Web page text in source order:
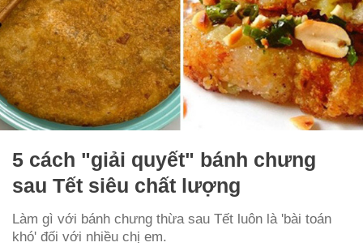
5 cách "giải quyết" bánh chưng
sau Tết siêu chất lượng
Làm gì với bánh chưng thừa sau Tết luôn là 'bài toán
khó' đối với nhiều chị em.